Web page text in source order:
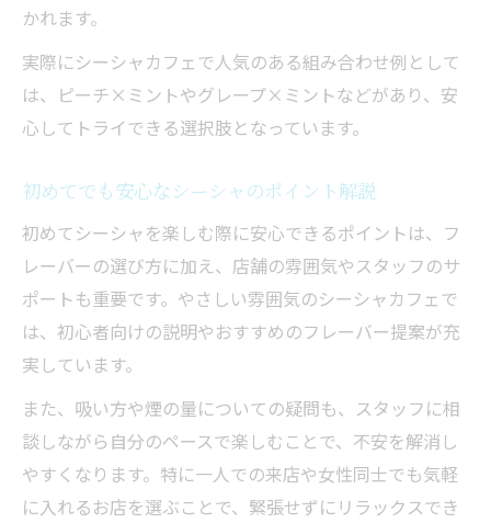
かれます。
実際にシーシャカフェで人気のある組み合わせ例として
は、ピーチ×ミントやグレープ×ミントなどがあり、安
心してトライできる選択肢となっています。
初めてでも安心なシーシャのポイント解説
初めてシーシャを楽しむ際に安心できるポイントは、フ
レーバーの選び方に加え、店舗の雰囲気やスタッフのサ
ポートも重要です。やさしい雰囲気のシーシャカフェで
は、初心者向けの説明やおすすめのフレーバー提案が充
実しています。
また、吸い方や煙の量についての疑問も、スタッフに相
談しながら自分のペースで楽しむことで、不安を解消し
やすくなります。特に一人での来店や女性同士でも気軽
に入れるお店を選ぶことで、緊張せずにリラックスでき